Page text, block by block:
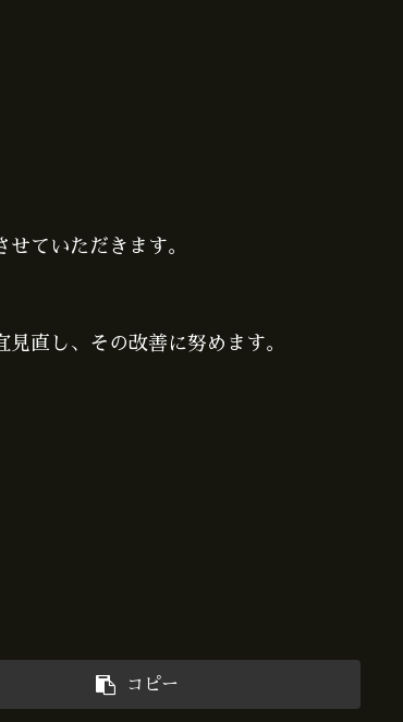
ていただきます。
直し、その改善に努めます。
コピー